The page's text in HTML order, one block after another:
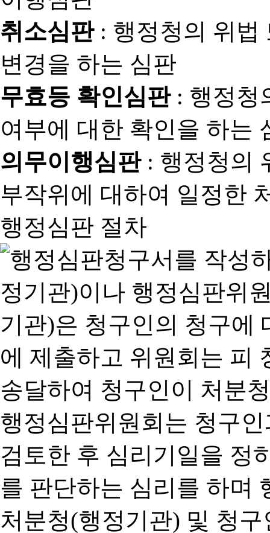
취소심판: 행정청의 위법
변경을 하는 심판
무효등 확인심판: 행정청
여부에 대한 확인을 하는
의무이행심판: 행정청의
부작위에 대하여 일정한
행정심판 절차